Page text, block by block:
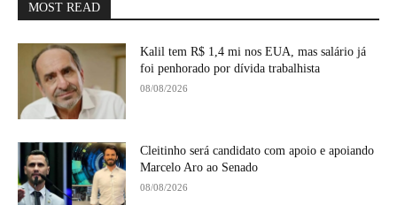
MOST READ
Kalil tem R$ 1,4 mi nos EUA, mas salário já
foi penhorado por dívida trabalhista
08/08/2026
Cleitinho será candidato com apoio e apoiando
Marcelo Aro ao Senado
08/08/2026